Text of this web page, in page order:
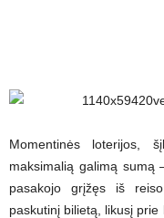
Momentinės loterijos,
maksimalią galimą sumą
pasakojo grįžęs iš
paskutinį bilietą, likusį